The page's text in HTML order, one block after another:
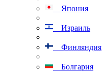
Япония
Израиль
Финляндия
Болгария